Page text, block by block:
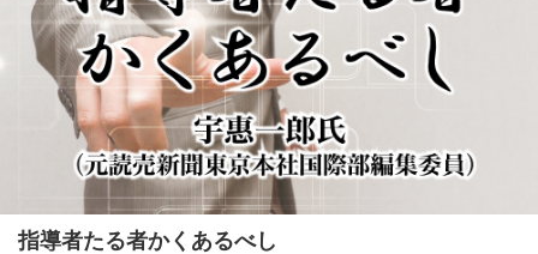
指導者たる者かくあるべし